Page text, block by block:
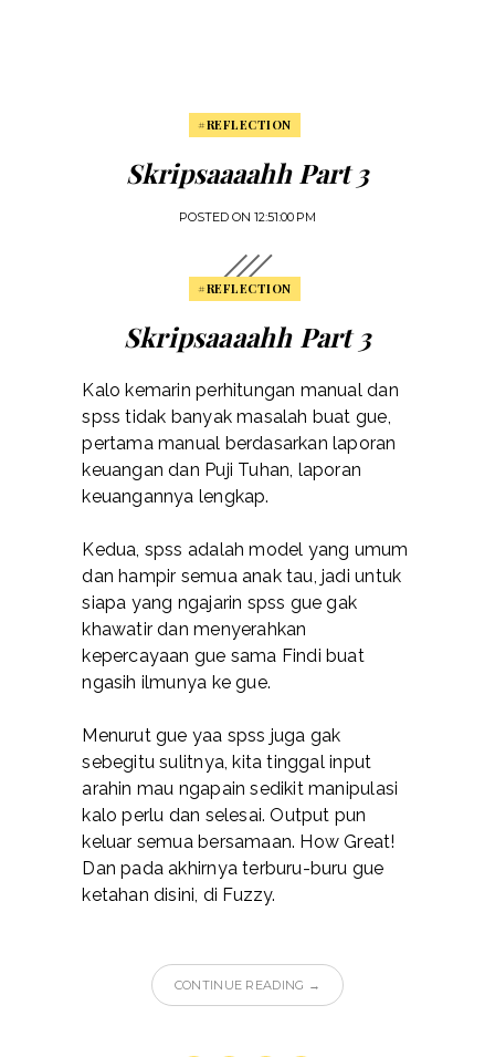
#REFLECTION
Skripsaaaahh Part 3
POSTED ON 12:51:00 PM
#REFLECTION
Skripsaaaahh Part 3
Kalo kemarin perhitungan manual dan
spss tidak banyak masalah buat gue,
pertama manual berdasarkan laporan
keuangan dan Puji Tuhan, laporan
keuangannya lengkap.
Kedua, spss adalah model yang umum
dan hampir semua anak tau, jadi untuk
siapa yang ngajarin spss gue gak
khawatir dan menyerahkan
kepercayaan gue sama Findi buat
ngasih ilmunya ke gue.
Menurut gue yaa spss juga gak
sebegitu sulitnya, kita tinggal input
arahin mau ngapain sedikit manipulasi
kalo perlu dan selesai. Output pun
keluar semua bersamaan. How Great!
Dan pada akhirnya terburu-buru gue
ketahan disini, di Fuzzy.
CONTINUE READING →